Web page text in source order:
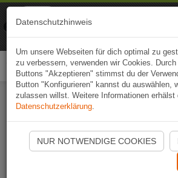
Naviki App jetzt
Datenschutzhinweis
Um unsere Webseiten für dich optimal zu
zu verbessern, verwenden wir Cookies.
Buttons "Akzeptieren" stimmst du der
Button "Konfigurieren" kannst du auswählen,
zulassen willst. Weitere Informationen erhälst
Datenschutzerklärung.
NUR NOTWENDIGE COOKIES
Naviki